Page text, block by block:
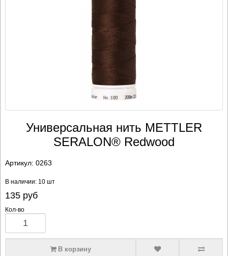
Универсальная нить METTLER
SERALON® Redwood
Артикул: 0263
В наличии: 10 шт
135руб
Кол-во
В корзину